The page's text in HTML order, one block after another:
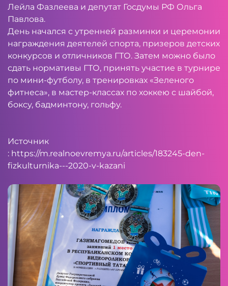
Лейла Фазлеева и депутат Госдумы РФ Ольга
Павлова.
День начался с утренней разминки и церемонии
награждения деятелей спорта, призеров детских
конкурсов и отличников ГТО. Затем можно было
сдать нормативы ГТО, принять участие в турнире
по мини-футболу, в тренировках «Зеленого
фитнеса», в мастер-классах по хоккею с шайбой,
боксу, бадминтону, гольфу.
Источник
: https://m.realnoevremya.ru/articles/183245-den-
fizkulturnika---2020-v-kazani